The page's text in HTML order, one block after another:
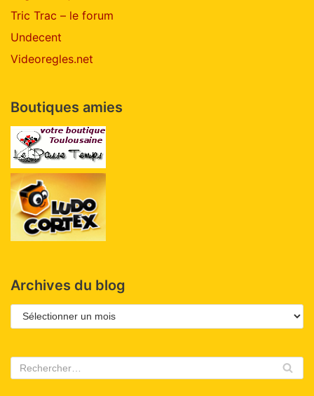
Tric Trac – le forum
Undecent
Videoregles.net
Boutiques amies
Archives du blog